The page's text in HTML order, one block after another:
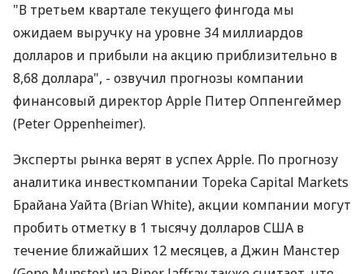
"В третьем квартале текущего фингода мы
ожидаем выручку на уровне 34 миллиардов
долларов и прибыли на акцию приблизительно в
8,68 доллара", - озвучил прогнозы компании
финансовый директор Apple Питер Оппенгеймер
(Peter Oppenheimer).
Эксперты рынка верят в успех Apple. По прогнозу
аналитика инвесткомпании Topeka Capital Markets
Брайана Уайта (Brian White), акции компании могут
пробить отметку в 1 тысячу долларов США в
течение ближайших 12 месяцев, а Джин Манстер